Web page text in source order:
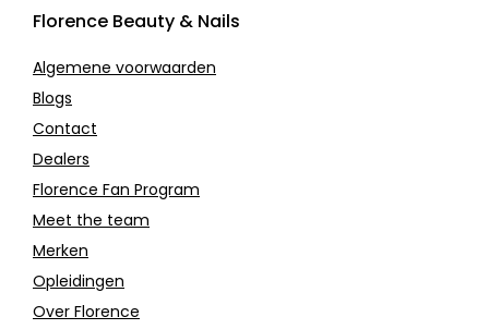
Florence Beauty & Nails
Algemene voorwaarden
Blogs
Contact
Dealers
Florence Fan Program
Meet the team
Merken
Opleidingen
Over Florence